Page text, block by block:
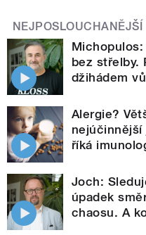
NEJPOSLOUCHANĚJŠÍ
Michopulos:
bez střelby.
džihádem
Alergie?
říká
Joch:
úpadek
chaosu. A